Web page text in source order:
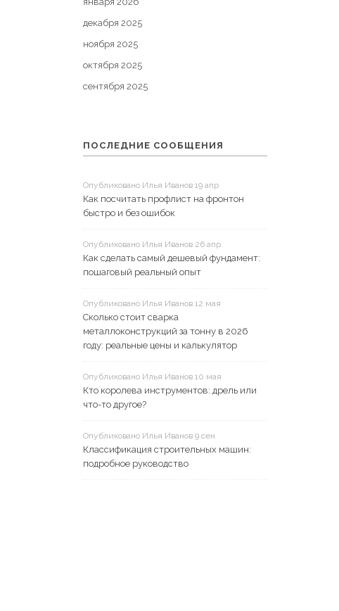
декабря 2025
ноября 2025
октября 2025
сентября 2025
ПОСЛЕДНИЕ СООБЩЕНИЯ
Опубликовано Илья Иванов 19 апр
Как посчитать профлист на фронтон
быстро и без ошибок
Опубликовано Илья Иванов 26 апр
Как сделать самый дешевый фундамент:
пошаговый реальный опыт
Опубликовано Илья Иванов 12 мая
Сколько стоит сварка
металлоконструкций за тонну в 2026
году: реальные цены и калькулятор
Опубликовано Илья Иванов 10 мая
Кто королева инструментов: дрель или
что-то другое?
Опубликовано Илья Иванов 9 сен
Классификация строительных машин:
подробное руководство